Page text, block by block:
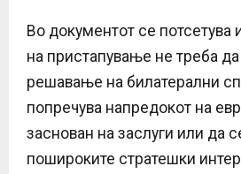
Во документот се потсетува
на пристапување не треба
решавање на билатерални
попречува напредокот на
заснован на заслуги или да
пошироките стратешки